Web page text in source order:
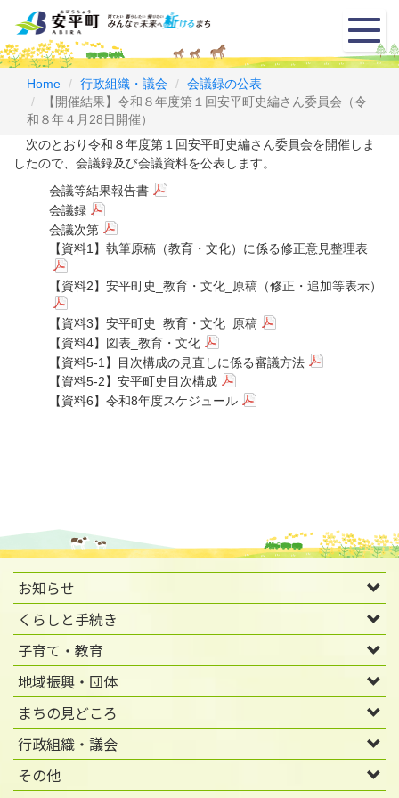
メ
ニ
ュ
Home 行政組織・議会
会議録の公表
【開催結果】令和８年度第１回安平町史編さん委員会（令
和８年４月28日開催）
次のとおり令和８年度第１回安平町史編さん委員会を開催しま
したので、会議録及び会議資料を公表します。
会議等結果報告書
会議録
会議次第
【資料1】執筆原稿（教育・文化）に係る修正意見整理表
【資料2】安平町史_教育・文化_原稿（修正・追加等表示）
【資料3】安平町史_教育・文化_原稿
【資料4】図表_教育・文化
【資料5-1】目次構成の見直しに係る審議方法
【資料5-2】安平町史目次構成
【資料6】令和8年度スケジュール
お知らせ
くらしと手続き
子育て・教育
地域振興・団体
まちの見どころ
行政組織・議会
その他